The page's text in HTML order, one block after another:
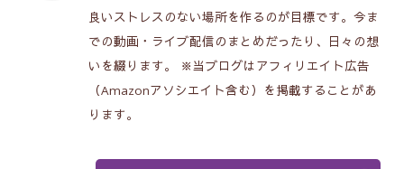
良いストレスのない場所を作るのが目標です。今ま
での動画・ライブ配信のまとめだったり、日々の想
いを綴ります。 ※当ブログはアフィリエイト広告
（Amazonアソシエイト含む）を掲載することがあ
ります。